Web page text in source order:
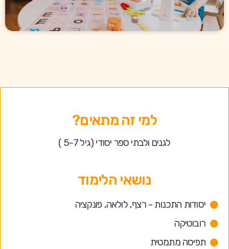
למי זה מתאים?
לגנים ולבתי ספר יסודי (גיל 5-7 )
נושאי הלימוד
יסודות התכנות - רצף, לולאה, פונקציה
רובוטיקה
תפיסה מתמטית